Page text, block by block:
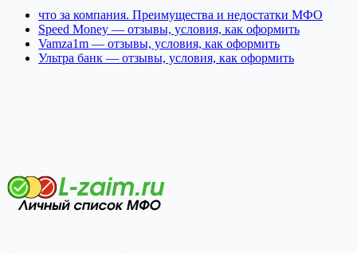
что за компания. Преимущества и недостатки МФО
Speed Money — отзывы, условия, как оформить
Vamza1m — отзывы, условия, как оформить
Ультра банк — отзывы, условия, как оформить